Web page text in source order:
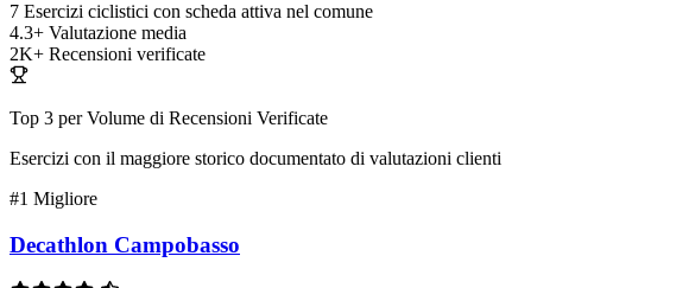
7 Esercizi ciclistici con scheda attiva nel comune
4.3+ Valutazione media
2K+ Recensioni verificate
Top 3 per Volume di Recensioni Verificate
Esercizi con il maggiore storico documentato di valutazioni clienti
#1 Migliore
Decathlon Campobasso